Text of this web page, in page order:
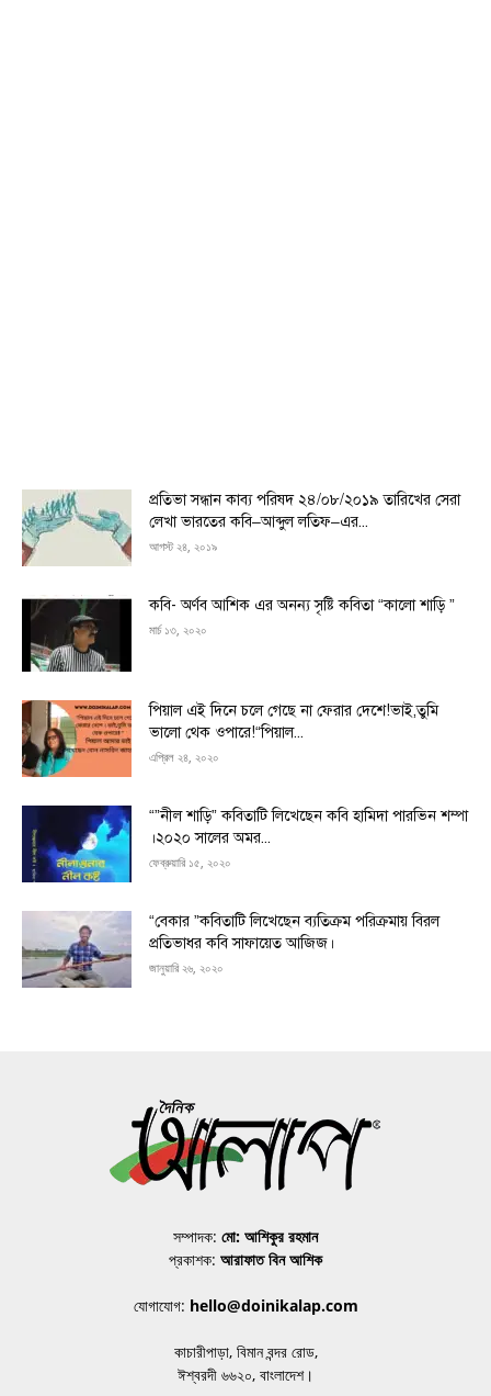
প্রতিভা সন্ধান কাব্য পরিষদ ২৪/০৮/২০১৯ তারিখের সেরা
লেখা ভারতের কবি–আব্দুল লতিফ–এর...
আগস্ট ২৪, ২০১৯
কবি- অর্ণব আশিক এর অনন্য সৃষ্টি কবিতা “কালো শাড়ি ”
মার্চ ১৩, ২০২০
পিয়াল এই দিনে চলে গেছে না ফেরার দেশে!ভাই,তুমি
ভালো থেক ওপারে!“পিয়াল...
এপ্রিল ২৪, ২০২০
“”নীল শাড়ি” কবিতাটি লিখেছেন কবি হামিদা পারভিন শম্পা
।২০২০ সালের অমর...
ফেব্রুয়ারি ১৫, ২০২০
“বেকার ”কবিতাটি লিখেছেন ব্যতিক্রম পরিক্রমায় বিরল
প্রতিভাধর কবি সাফায়েত আজিজ।
জানুয়ারি ২৬, ২০২০
সম্পাদক: মো: আশিকুর রহমান
প্রকাশক: আরাফাত বিন আশিক
যোগাযোগ: hello@doinikalap.com
কাচারীপাড়া, বিমান বন্দর রোড,
ঈশ্বরদী ৬৬২০, বাংলাদেশ।